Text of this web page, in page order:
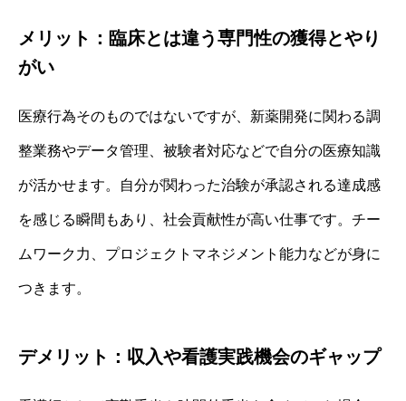
メリット：臨床とは違う専門性の獲得とやり
がい
医療行為そのものではないですが、新薬開発に関わる調
整業務やデータ管理、被験者対応などで自分の医療知識
が活かせます。自分が関わった治験が承認される達成感
を感じる瞬間もあり、社会貢献性が高い仕事です。チー
ムワーク力、プロジェクトマネジメント能力などが身に
つきます。
デメリット：収入や看護実践機会のギャップ